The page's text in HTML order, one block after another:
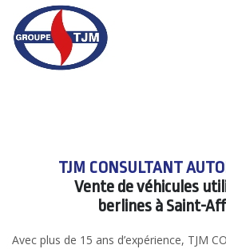
TJM CONSULTANT
Vente de véhicules
berlines à Saint-
Avec plus de 15 ans d’expérience, TJM